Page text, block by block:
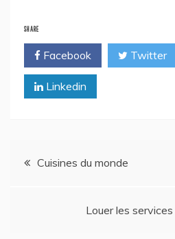
SHARE
Facebook Twitter
Linkedin
Navigation
Cuisines du monde
Louer les services